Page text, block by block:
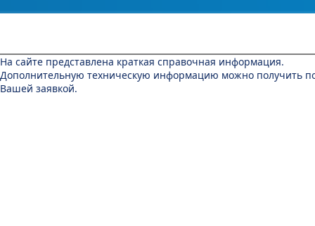
На сайте представлена краткая справочная информация.
Дополнительную техническую информацию можно получить
Вашей заявкой.